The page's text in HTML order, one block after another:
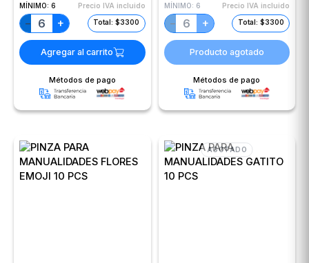
MÍNIMO: 6 Precio IVA incluido
− + Total: $3300
Agregar al carrito
Métodos de pago
MÍNIMO: 6 Precio IVA incluido
− + Total: $3300
Producto agotado
Métodos de pago
AGOTADO